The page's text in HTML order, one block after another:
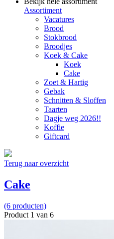
Assortiment
Vacatures
Brood
Stokbrood
Broodjes
Koek & Cake
Koek
Cake
Zoet & Hartig
Gebak
Schnitten & Sloffen
Taarten
Dagje weg 2026!!
Koffie
Giftcard
Terug naar overzicht
Cake
(6 producten)
Product 1 van 6